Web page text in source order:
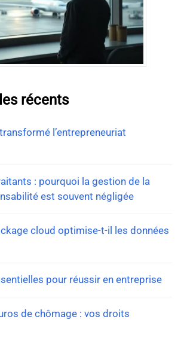
récents
l’entrepreneuriat
: pourquoi la gestion de la
est souvent négligée
cloud optimise-t-il les données
pour réussir en entreprise
de chômage : vos droits